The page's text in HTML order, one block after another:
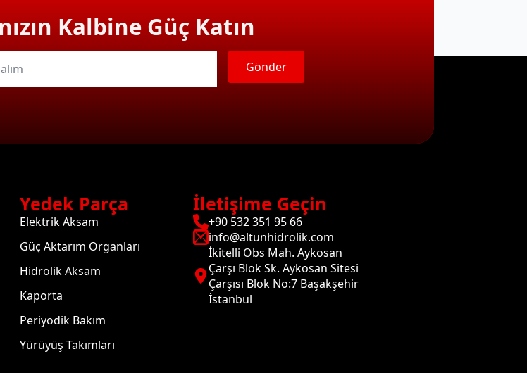
Kalbine Güç Katın
Gönder
Yedek Parça
Elektrik Aksam
Güç Aktarım Organları
Hidrolik Aksam
Kaporta
Periyodik Bakım
Yürüyüş Takımları
İletişime Geçin
+90 532 351 95 66
info@altunhidrolik.com
İkitelli Obs Mah. Aykosan
Çarşı Blok Sk. Aykosan Sitesi
Çarşısı Blok No:7 Başakşehir
İstanbul